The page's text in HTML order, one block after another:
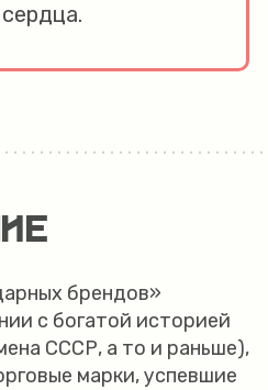
брендов»
с богатой историей
СССР, а то и раньше),
марки, успевшие